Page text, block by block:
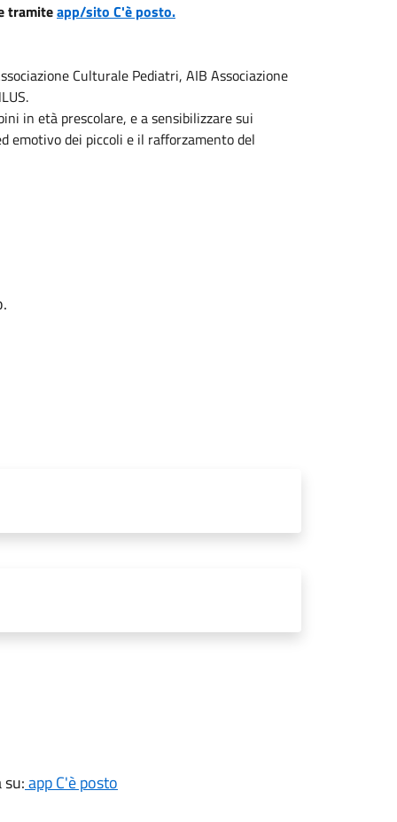
tramiteapp/sito C'è posto.
Culturale Pediatri, AIB Associazione
in età prescolare, e a sensibilizzare sui
emotivo dei piccoli e il rafforzamento del
app C'è posto